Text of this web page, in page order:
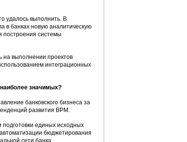
удалось выполнить. В
в банках новую аналитическую
построения системы
на выполнении проектов
интеграционных
значимых?
банковского бизнеса за
развития ВРМ.
единых исходных
бюджетирования
сети банка.